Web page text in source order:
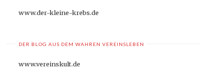
www.der-kleine-krebs.de
DER BLOG AUS DEM WAHREN VEREINSLEBEN
www.vereinskult.de